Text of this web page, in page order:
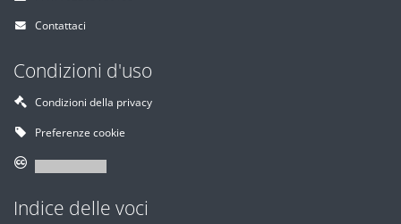
Contattaci
Condizioni d'uso
Condizioni della privacy
Preferenze cookie
Indice delle voci